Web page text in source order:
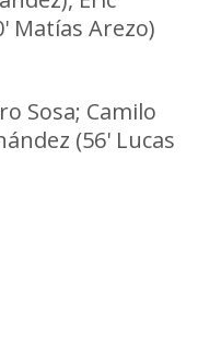
Matías Arezo)
Sosa; Camilo
(56' Lucas